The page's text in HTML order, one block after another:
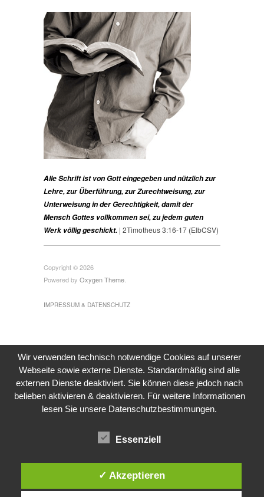
Alle Schrift ist von Gott eingegeben und nützlich zur
Lehre, zur Überführung, zur Zurechtweisung, zur
Unterweisung in der Gerechtigkeit, damit der
Mensch Gottes vollkommen sei, zu jedem guten
Werk völlig geschickt. | 2Timotheus 3:16-17 (ElbCSV)
Copyright © 2026
Powered by Oxygen Theme
IMPRESSUM & DATENSCHUTZ
Wir verwenden technisch notwendige Cookies auf unserer
Webseite sowie externe Dienste. Standardmäßig sind alle
externen Dienste deaktiviert. Sie können diese jedoch nach
belieben aktivieren & deaktivieren. Für weitere Informationen
lesen Sie unsere Datenschutzbestimmungen.
Essenziell
✓ Akzeptieren